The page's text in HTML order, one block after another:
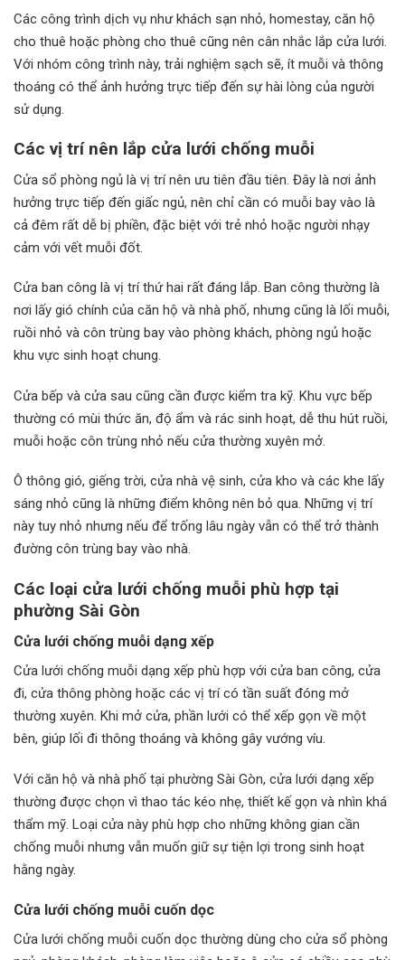
Các công trình dịch vụ như khách sạn nhỏ, homestay, căn hộ
cho thuê hoặc phòng cho thuê cũng nên cân nhắc lắp cửa lưới.
Với nhóm công trình này, trải nghiệm sạch sẽ, ít muỗi và thông
thoáng có thể ảnh hưởng trực tiếp đến sự hài lòng của người
sử dụng.
Các vị trí nên lắp cửa lưới chống muỗi
Cửa sổ phòng ngủ là vị trí nên ưu tiên đầu tiên. Đây là nơi ảnh
hưởng trực tiếp đến giấc ngủ, nên chỉ cần có muỗi bay vào là
cả đêm rất dễ bị phiền, đặc biệt với trẻ nhỏ hoặc người nhạy
cảm với vết muỗi đốt.
Cửa ban công là vị trí thứ hai rất đáng lắp. Ban công thường là
nơi lấy gió chính của căn hộ và nhà phố, nhưng cũng là lối muỗi,
ruồi nhỏ và côn trùng bay vào phòng khách, phòng ngủ hoặc
khu vực sinh hoạt chung.
Cửa bếp và cửa sau cũng cần được kiểm tra kỹ. Khu vực bếp
thường có mùi thức ăn, độ ẩm và rác sinh hoạt, dễ thu hút ruồi,
muỗi hoặc côn trùng nhỏ nếu cửa thường xuyên mở.
Ô thông gió, giếng trời, cửa nhà vệ sinh, cửa kho và các khe lấy
sáng nhỏ cũng là những điểm không nên bỏ qua. Những vị trí
này tuy nhỏ nhưng nếu để trống lâu ngày vẫn có thể trở thành
đường côn trùng bay vào nhà.
Các loại cửa lưới chống muỗi phù hợp tại
phường Sài Gòn
Cửa lưới chống muỗi dạng xếp
Cửa lưới chống muỗi dạng xếp phù hợp với cửa ban công, cửa
đi, cửa thông phòng hoặc các vị trí có tần suất đóng mở
thường xuyên. Khi mở cửa, phần lưới có thể xếp gọn về một
bên, giúp lối đi thông thoáng và không gây vướng víu.
Với căn hộ và nhà phố tại phường Sài Gòn, cửa lưới dạng xếp
thường được chọn vì thao tác kéo nhẹ, thiết kế gọn và nhìn khá
thẩm mỹ. Loại cửa này phù hợp cho những không gian cần
chống muỗi nhưng vẫn muốn giữ sự tiện lợi trong sinh hoạt
hằng ngày.
Cửa lưới chống muỗi cuốn dọc
Cửa lưới chống muỗi cuốn dọc thường dùng cho cửa sổ phòng